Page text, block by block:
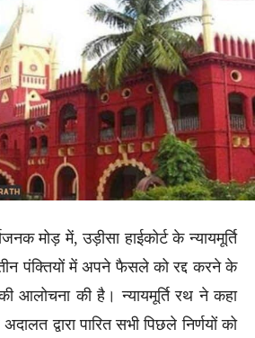
मोड़ में, उड़ीसा हाईकोर्ट के न्यायमूर्ति
पंक्तियों में अपने फैसले को रद्द करने के
आलोचना की है। न्यायमूर्ति रथ ने कहा
द्वारा पारित सभी पिछले निर्णयों को